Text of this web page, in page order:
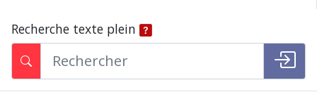
Recherche texte plein